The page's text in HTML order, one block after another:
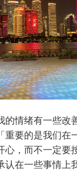
的情绪有一些改
重要的是我们在
心，而不一定要
认在一些事情上